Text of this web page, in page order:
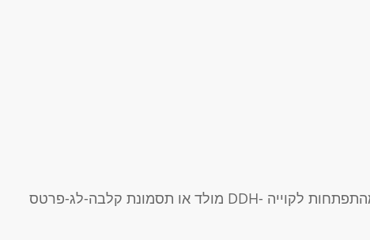
– מפרקים פגומים מלידה או מפרקים שסבלו מהתפתחות לקוייה -DDH מולד או תסמונת קלבה-לג-פרטס